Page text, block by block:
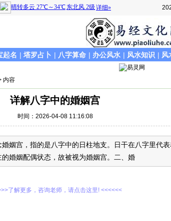
起名 | 塔罗占卜 | 八字算命 | 办公风水 | 风水知识 | 风
内容
详解八字中的婚姻宫
时间：2026-04-08 11:16:08
姻宫，指的是八字中的日柱地支。日干在八字里代
婚姻配偶状态，故被视为婚姻宫。二、婚
了解更多，咨询老师，请点击这里! <<<<<<